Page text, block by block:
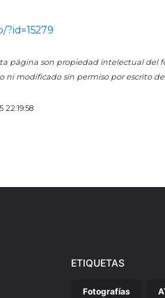
página son propiedad intelectual del
modificado sin permiso por escrito
ETIQUETAS
Fotografías